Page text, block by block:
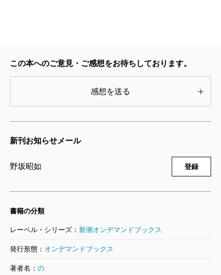
この本へのご意見・ご感想をお待ちしております。
感想を送る
新刊お知らせメール
野坂昭如 登録
書籍の分類
レーベル・シリーズ： 新潮オンデマンドブックス
発行形態： オンデマンドブックス
著者名： の